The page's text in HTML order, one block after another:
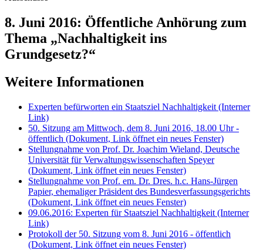
8. Juni 2016: Öffentliche Anhörung zum
Thema „Nachhaltigkeit ins
Grundgesetz?“
Weitere Informationen
Experten befürworten ein Staatsziel Nachhaltigkeit (Interner
Link)
50. Sitzung am Mittwoch, dem 8. Juni 2016, 18.00 Uhr -
öffentlich (Dokument, Link öffnet ein neues Fenster)
Stellungnahme von Prof. Dr. Joachim Wieland, Deutsche
Universität für Verwaltungswissenschaften Speyer
(Dokument, Link öffnet ein neues Fenster)
Stellungnahme von Prof. em. Dr. Dres. h.c. Hans-Jürgen
Papier, ehemaliger Präsident des Bundesverfassungsgerichts
(Dokument, Link öffnet ein neues Fenster)
09.06.2016: Experten für Staatsziel Nachhaltigkeit (Interner
Link)
Protokoll der 50. Sitzung vom 8. Juni 2016 - öffentlich
(Dokument, Link öffnet ein neues Fenster)